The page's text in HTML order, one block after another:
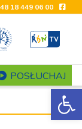
18 449 06 00
POSŁUCHAJ